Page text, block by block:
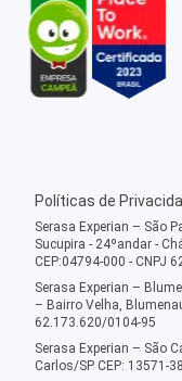
Políticas de
Serasa Experian – São
Sucupira - 24ºandar -
CEP:04794-000 - CNPJ
Serasa Experian –
– Bairro Velha,
62.173.620/0104-95
Serasa Experian – São
Carlos/SP CEP: 13571-